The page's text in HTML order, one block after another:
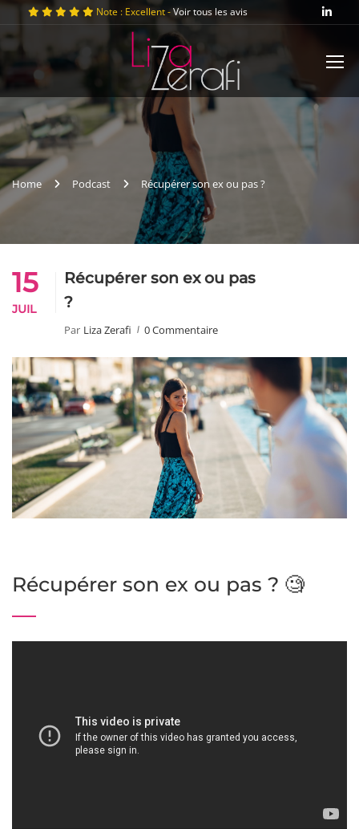
Note : Excellent -Voir tous les avis
Home Podcast Récupérer son ex ou pas ?
15
JUIL
Récupérer son ex ou pas
?
Par Liza Zerafi 0 Commentaire
Récupérer son ex ou pas ? 🧐